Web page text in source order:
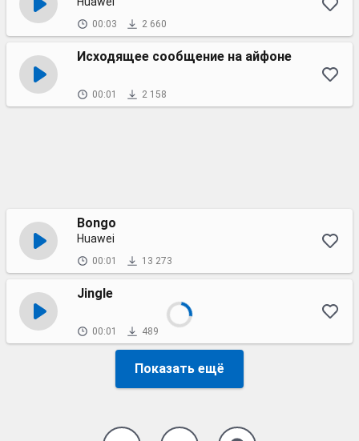
00:03 2 660
Исходящее сообщение на айфоне
00:01 2 158
Bongo
Huawei
00:01 13 273
Jingle
00:01 489
Показать ещё